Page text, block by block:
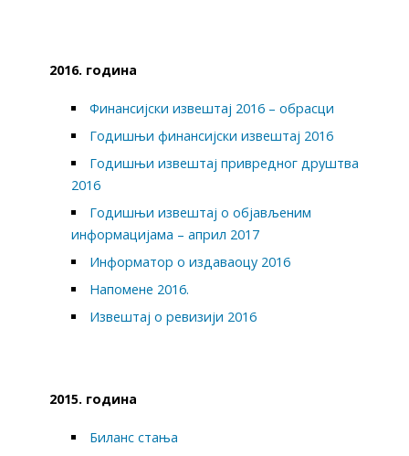
2016. година
Финансијски извештај 2016 – обрасци
Годишњи финансијски извештај 2016
Годишњи извештај привредног друштва
2016
Годишњи извештај о објављеним
информацијама – април 2017
Информатор о издаваоцу 2016
Напомене 2016.
Извештај о ревизији 2016
2015. година
Биланс стања